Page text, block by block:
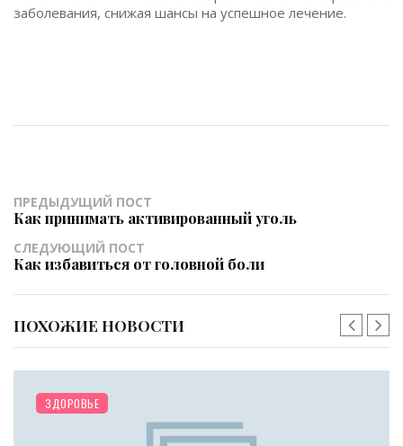
заболевания, снижая шансы на успешное лечение.
ПРЕДЫДУЩИЙ ПОСТ
Как принимать активированный уголь
СЛЕДУЮЩИЙ ПОСТ
Как избавиться от головной боли
ПОХОЖИЕ НОВОСТИ
ЗДОРОВЬЕ